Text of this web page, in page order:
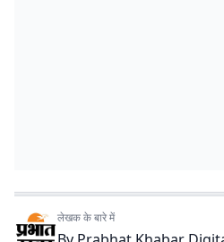
लेखक के बारे में